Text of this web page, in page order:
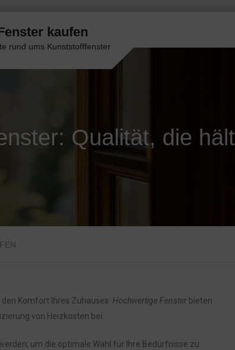
kaufen
rund ums Kunststofffenster
Qualität, die hält
Komfort Ihres Zuhauses. Hochwertige Fenster bieten
von Heizkosten bei.
um die optimale Wahl für Ihre Bedürfnisse zu